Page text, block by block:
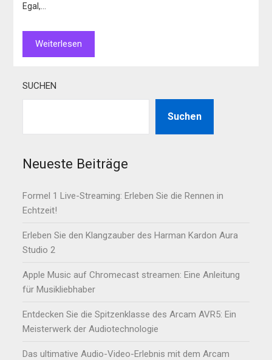
Egal,…
Weiterlesen
SUCHEN
Suchen
Neueste Beiträge
Formel 1 Live-Streaming: Erleben Sie die Rennen in
Echtzeit!
Erleben Sie den Klangzauber des Harman Kardon Aura
Studio 2
Apple Music auf Chromecast streamen: Eine Anleitung
für Musikliebhaber
Entdecken Sie die Spitzenklasse des Arcam AVR5: Ein
Meisterwerk der Audiotechnologie
Das ultimative Audio-Video-Erlebnis mit dem Arcam